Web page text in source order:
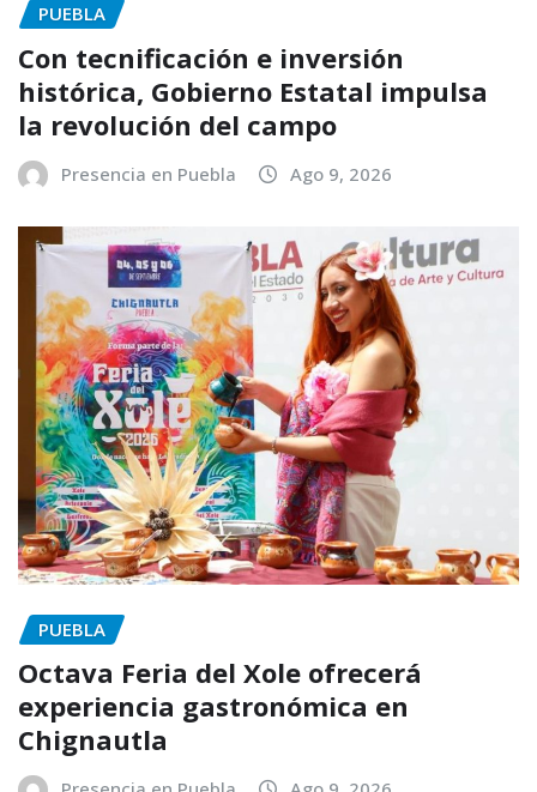
PUEBLA
Con tecnificación e inversión
histórica, Gobierno Estatal impulsa
la revolución del campo
Presencia en Puebla Ago 9, 2026
PUEBLA
Octava Feria del Xole ofrecerá
experiencia gastronómica en
Chignautla